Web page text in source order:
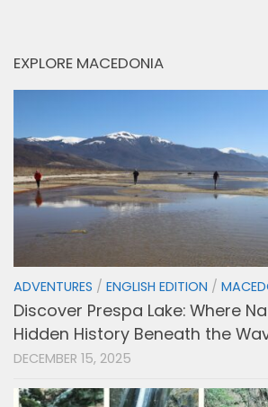
EXPLORE MACEDONIA
ADVENTURES / ENGLISH EDITION /
Discover Prespa Lake: Where
Hidden History Beneath the
DECEMBER 15, 2025